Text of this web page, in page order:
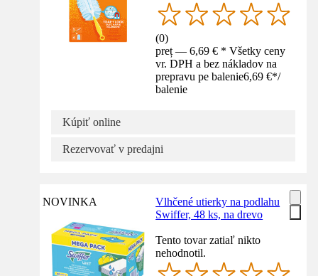
(0)
preț — 6,69 € * Všetky ceny
vr. DPH a bez nákladov na
prepravu pe balenie6,69 €*/
balenie
Kúpiť online
Rezervovať v predajni
NOVINKA
Vlhčené utierky na podlahu
Swiffer, 48 ks, na drevo
Tento tovar zatiaľ nikto
nehodnotil.